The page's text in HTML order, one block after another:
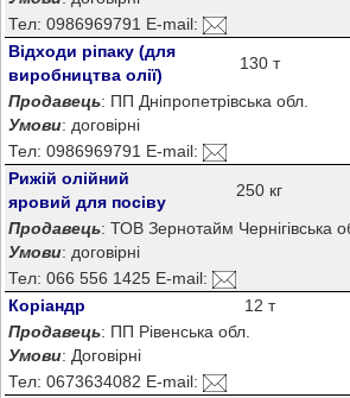
Тел: 0986969791 E-mail:
Відходи ріпаку (для
виробництва олії)
130 т
Продавець: ПП Дніпропетрівська обл.
Умови: договірні
Тел: 0986969791 E-mail:
Рижій олійний
яровий для посіву
250 кг
Продавець: ТОВ Зернотайм Чернігівська
Умови: договірні
Тел: 066 556 1425 E-mail:
Коріандр
12 т
Продавець: ПП Рівенська обл.
Умови: Договірні
Тел: 0673634082 E-mail: